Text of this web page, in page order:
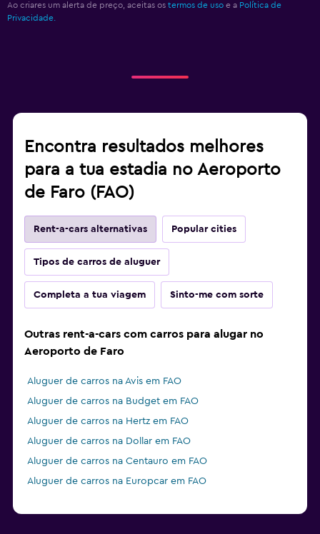
Ao criares um alerta de preço, aceitas os termos de uso e a Política de
Privacidade.
Encontra resultados melhores
para a tua estadia no Aeroporto
de Faro (FAO)
Rent-a-cars alternativas Popular cities
Tipos de carros de aluguer
Completa a tua viagem Sinto-me com sorte
Outras rent-a-cars com carros para alugar no
Aeroporto de Faro
Aluguer de carros na Avis em FAO
Aluguer de carros na Budget em FAO
Aluguer de carros na Hertz em FAO
Aluguer de carros na Dollar em FAO
Aluguer de carros na Centauro em FAO
Aluguer de carros na Europcar em FAO